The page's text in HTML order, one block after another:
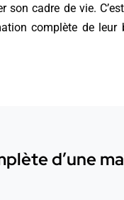
son cadre de vie.
complète de leur
d’une